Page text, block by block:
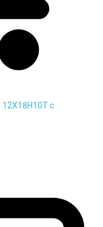
12Х18Н10Т с